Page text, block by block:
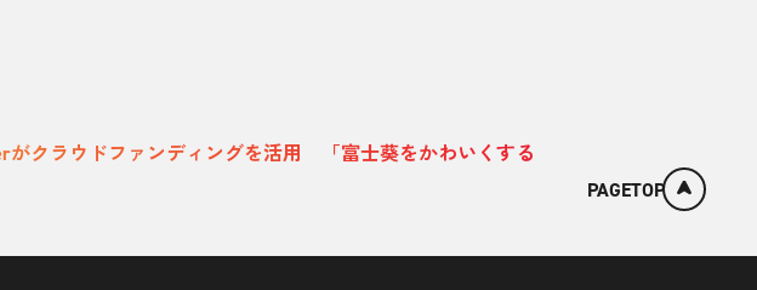
がクラウドファンディングを活用 「富士葵をかわいくする
PAGETOP